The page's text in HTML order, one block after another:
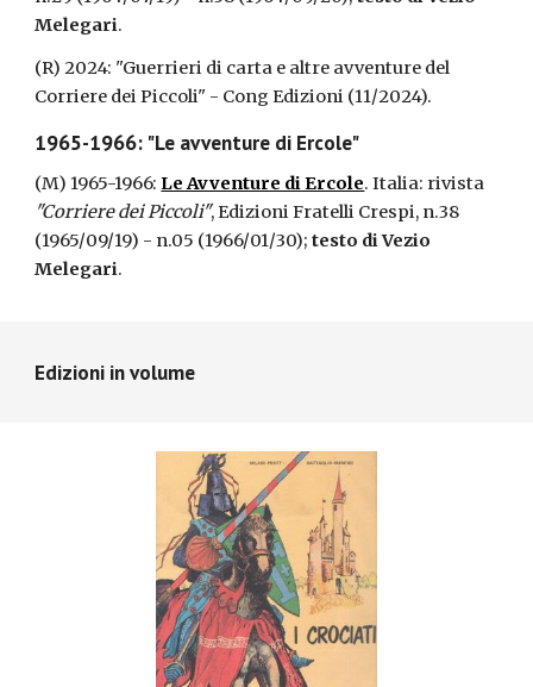
Melegari.
(R) 2024: "Guerrieri di carta e altre avventure del
Corriere dei Piccoli" - Cong Edizioni (11/2024).
1965-1966: "Le avventure di Ercole"
(M) 1965-1966:Le Avventure di Ercole. Italia: rivista
"Corriere dei Piccoli", Edizioni Fratelli Crespi, n.38
(1965/09/19) - n.05 (1966/01/30); testo di Vezio
Melegari.
Edizioni in volume